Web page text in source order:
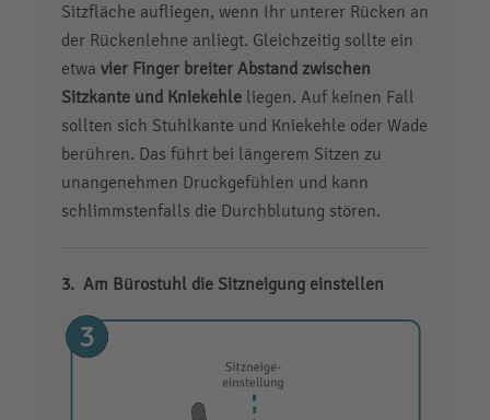
Sitzfläche aufliegen, wenn Ihr unterer Rücken an
der Rückenlehne anliegt. Gleichzeitig sollte ein
etwa vier Finger breiter Abstand zwischen
Sitzkante und Kniekehle liegen. Auf keinen Fall
sollten sich Stuhlkante und Kniekehle oder Wade
berühren. Das führt bei längerem Sitzen zu
unangenehmen Druckgefühlen und kann
schlimmstenfalls die Durchblutung stören.
Am Bürostuhl die Sitzneigung einstellen